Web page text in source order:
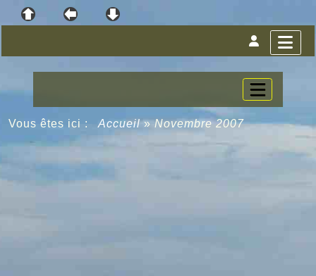
Vous êtes ici : Accueil»Novembre 2007